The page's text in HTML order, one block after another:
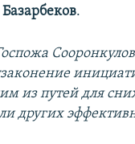
.
из путей для
других